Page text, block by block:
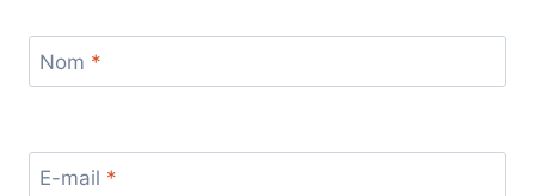
Nom *
E-mail *